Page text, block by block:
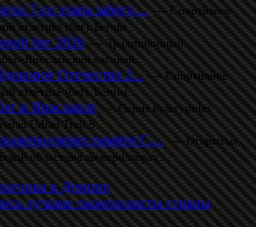
7-го этапа забега ...—Спортивное
атлетике (бег). Бегова...
бег 2026—Традиционный
часовой...
Отечество 2...—Спортивное
атлетике (бег). Бегова...
в Ярославле—Серия культурных
Urban Trail S...
памяти С....—Открытые
областина лыжероллерах....
в Демино
лучшие лыжеролисты страны